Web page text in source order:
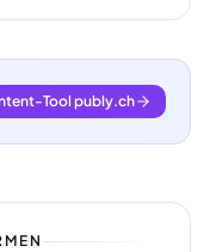
Tool publy.ch